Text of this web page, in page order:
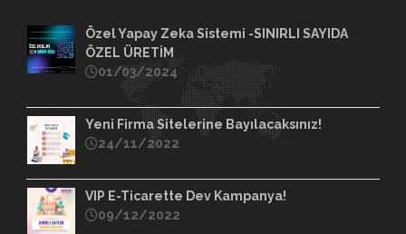
Özel Yapay Zeka Sistemi -SINIRLI SAYIDA
ÖZEL ÜRETİM
01/03/2024
Yeni Firma Sitelerine Bayılacaksınız!
24/11/2022
VIP E-Ticarette Dev Kampanya!
09/12/2022